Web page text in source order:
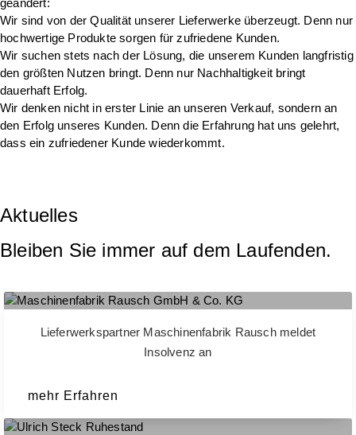
geändert:
Wir sind von der Qualität unserer Lieferwerke überzeugt. Denn nur
hochwertige Produkte sorgen für zufriedene Kunden.
Wir suchen stets nach der Lösung, die unserem Kunden langfristig
den größten Nutzen bringt. Denn nur Nachhaltigkeit bringt
dauerhaft Erfolg.
Wir denken nicht in erster Linie an unseren Verkauf, sondern an
den Erfolg unseres Kunden. Denn die Erfahrung hat uns gelehrt,
dass ein zufriedener Kunde wiederkommt.
Aktuelles
Bleiben Sie immer auf dem Laufenden.
Lieferwerkspartner Maschinenfabrik Rausch meldet
Insolvenz an
mehr Erfahren